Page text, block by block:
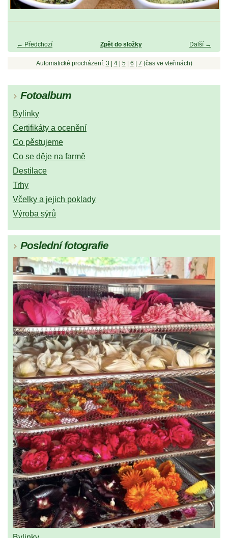
← Předchozí Další →
Zpět do složky
Automatické procházení: 3 4| 5| 6 7 (čas ve vteřinách)
Fotoalbum
Bylinky
Certifikáty a ocenění
Co pěstujeme
Co se děje na farmě
Destilace
Trhy
Včelky a jejich poklady
Výroba sýrů
Poslední fotografie